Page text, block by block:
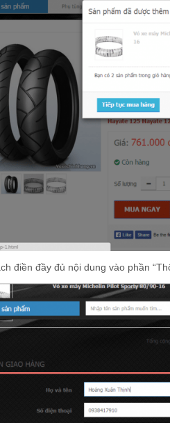
điền đầy đủ nội dung vào phần